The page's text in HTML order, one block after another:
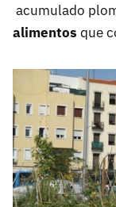
acumulado
alimentos que